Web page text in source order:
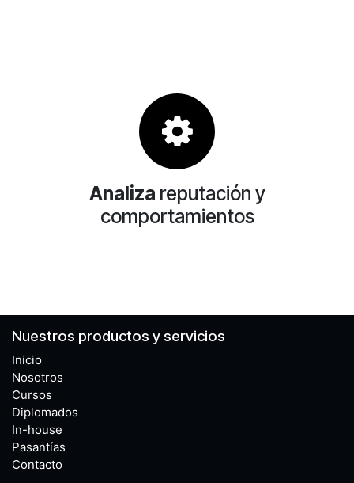
Analiza reputación y
comportamientos
Nuestros productos y servicios
Inicio
Nosotros
Cursos
Diplomados
In-house
Pasantías
Contacto